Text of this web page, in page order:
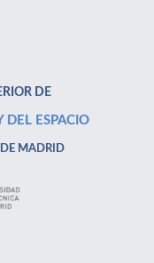
DE
DEL ESPACIO
MADRID